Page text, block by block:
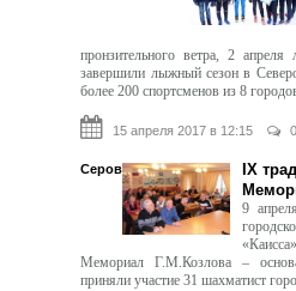
пронзительного ветра, 2
завершили лыжный сезон в
более 200 спортсменов из 8
15 апреля 2017 в 12:15 0
Серов
IX
9
Мемориал Г.М.Козлова –
приняли участие 31 шахматист